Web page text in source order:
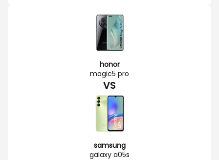
honor
magic5 pro
VS
samsung
galaxy a05s